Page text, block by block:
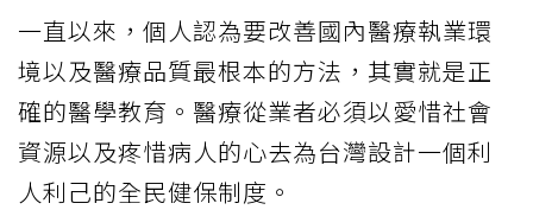
一直以來，個人認為要改善國內醫療執業環
境以及醫療品質最根本的方法，其實就是正
確的醫學教育。醫療從業者必須以愛惜社會
資源以及疼惜病人的心去為台灣設計一個利
人利己的全民健保制度。